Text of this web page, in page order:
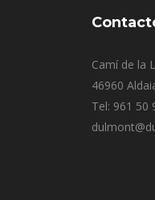
Camí de la
46960
Tel: 961 50